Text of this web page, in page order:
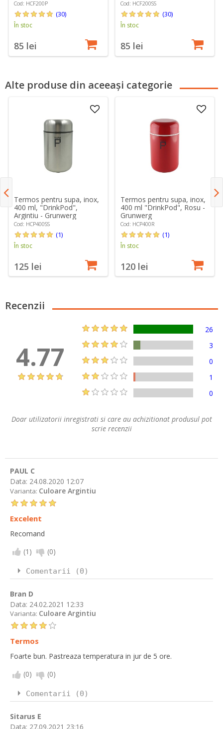
Cod: HCF200P
(30)
În stoc
85 lei
Cod: HCF200SS
(30)
În stoc
85 lei
Alte produse din aceeași categorie
Termos pentru supa, inox,
400 ml, "DrinkPod",
Argintiu - Grunwerg
Cod: HCP400SS
(1)
În stoc
125 lei
Termos pentru supa, inox,
400 ml "DrinkPod", Rosu -
Grunwerg
Cod: HCP400R
(1)
În stoc
120 lei
Recenzii
4.77
26
3
0
1
0
Doar utilizatorii inregistrati si care au achizitionat produsul pot
scrie recenzii
PAUL C
Data: 24.08.2020 12:07
Varianta: Culoare Argintiu
Excelent
Recomand
(1 ) (0)
Comentarii (0)
Bran D
Data: 24.02.2021 12:33
Varianta: Culoare Argintiu
Termos
Foarte bun. Pastreaza temperatura in jur de 5 ore.
(0) (0)
Comentarii (0)
Sitarus E
Data: 27.09.2021 23:16